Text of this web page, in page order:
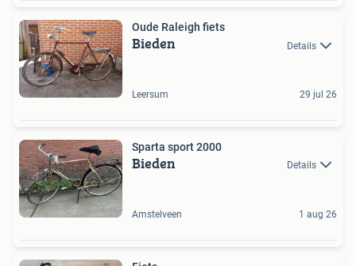
Oude Raleigh fiets
Bieden Details
Leersum 29 jul 26
Sparta sport 2000
Bieden Details
Amstelveen 1 aug 26